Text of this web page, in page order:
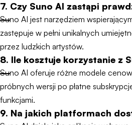
7. Czy Suno AI zastąpi
Suno AI jest narzędziem
zastępuje w pełni unikalnych
przez ludzkich artystów.
8. Ile kosztuje korzystanie z
Suno AI oferuje różne modele
próbnych wersji po płatne
funkcjami.
9. Na jakich platformach